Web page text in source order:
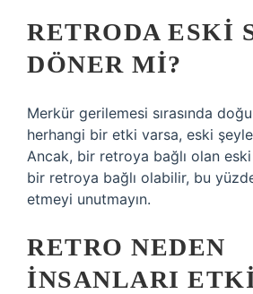
RETRODA ESKI
DÖNER MI?
Merkür gerilemesi sırasında
herhangi bir etki varsa, eski
Ancak, bir retroya bağlı olan
bir retroya bağlı olabilir, bu
etmeyi unutmayın.
RETRO NEDEN
INSANLARI